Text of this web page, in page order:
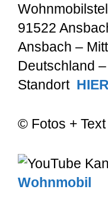
91522
Ansbach –
Deutschland
Standort HIER
© Fotos +
Wohnmobil